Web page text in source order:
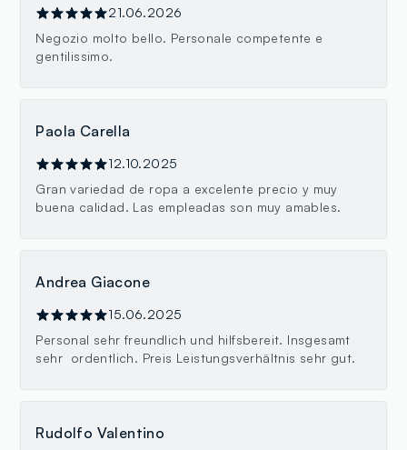
21.06.2026
Negozio molto bello. Personale competente e
gentilissimo.
Paola Carella
12.10.2025
Gran variedad de ropa a excelente precio y muy
buena calidad. Las empleadas son muy amables.
Andrea Giacone
15.06.2025
Personal sehr freundlich und hilfsbereit. Insgesamt
sehr ordentlich. Preis Leistungsverhältnis sehr gut.
Rudolfo Valentino